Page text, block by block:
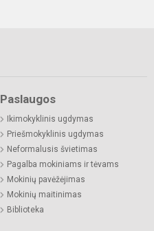
Paslaugos
Ikimokyklinis ugdymas
Priešmokyklinis ugdymas
Neformalusis švietimas
Pagalba mokiniams ir tėvams
Mokinių pavėžėjimas
Mokinių maitinimas
Biblioteka